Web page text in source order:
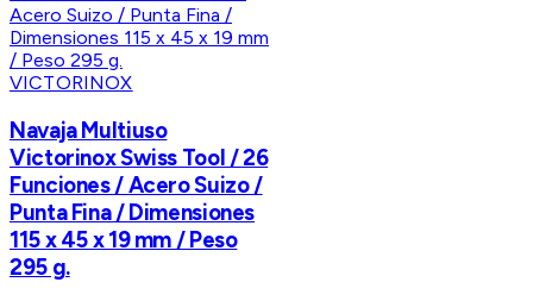
VICTORINOX
Navaja Multiuso
Victorinox Swiss Tool / 26
Funciones / Acero Suizo /
Punta Fina / Dimensiones
115 x 45 x 19 mm / Peso
295 g.